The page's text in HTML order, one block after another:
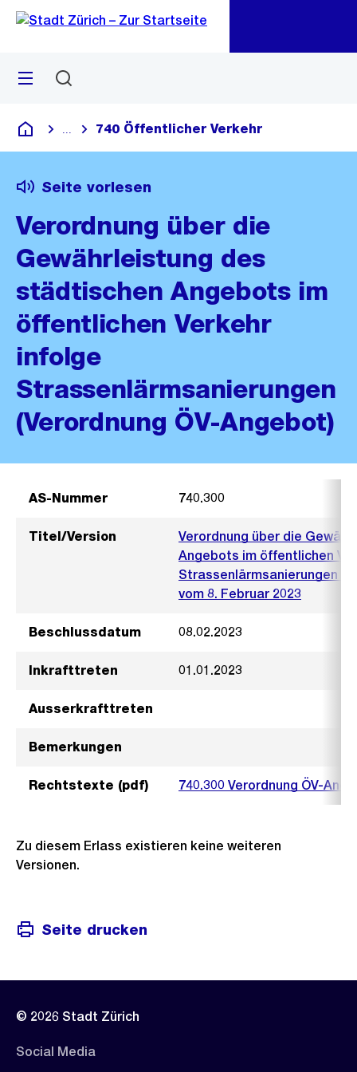
Navigation
Sprunglink
Menü
Deutsch
Blende alle Breadcrumbs ein
740 Öffentlicher Verkehr
Seite vorlesen
Verordnung über die
Gewährleistung des
städtischen Angebots im
öffentlichen Verkehr
infolge
Strassenlärmsanierungen
(Verordnung ÖV-Angebot)
AS-Nummer 740.300
Titel/Version
Verordnung über die
Angebots im öffentlichen
Strassenlärmsanierungen
vom 8. Februar 2023
Beschlussdatum 08.02.2023
Inkrafttreten 01.01.2023
Ausserkrafttreten
Bemerkungen
Rechtstexte (pdf) 740.300 Verordnung ÖV-
Zu diesem Erlass existieren keine weiteren
Versionen.
Seite drucken
© 2026 Stadt Zürich
Social Media